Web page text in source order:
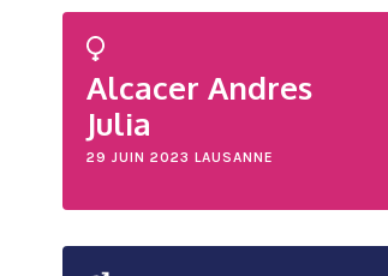
Alcacer Andres
Julia
29 JUIN 2023 LAUSANNE